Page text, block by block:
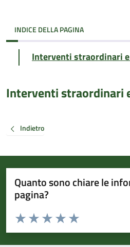
INDICE DELLA PAGINA
Interventi straordinari
Interventi straordinari
Indietro
Quanto sono chiare le
pagina?
Valuta da 1 a 5 stelle la pagina
Valuta 5 stelle su
Valuta 4 stelle su 5
Valuta 3 stelle su 5
Valuta 2 stelle su 5
Valuta 1 stelle su 5